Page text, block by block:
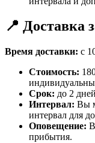
📍 Доставка
Время доставки: с
Стоимость:
Срок: до 2
Интервал: Вы
интервал для
Оповещение:
прибытия.